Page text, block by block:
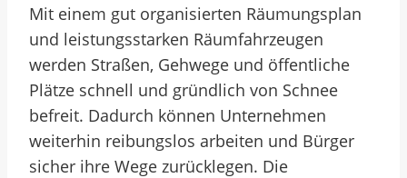
Mit einem gut organisierten Räumungsplan
und leistungsstarken Räumfahrzeugen
werden Straßen, Gehwege und öffentliche
Plätze schnell und gründlich von Schnee
befreit. Dadurch können Unternehmen
weiterhin reibungslos arbeiten und Bürger
sicher ihre Wege zurücklegen. Die